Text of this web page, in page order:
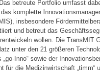
betreute Portfolio umfasst
komplette
insbesondere
und betreut das
wollen. Die TransMIT
unter den 21 größeren
Inno“ sowie der
für die Medizinwirtschaft